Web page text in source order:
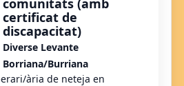
certificat de
discapacitat)
Diverse Levante
Borriana/Burriana
ària de neteja en